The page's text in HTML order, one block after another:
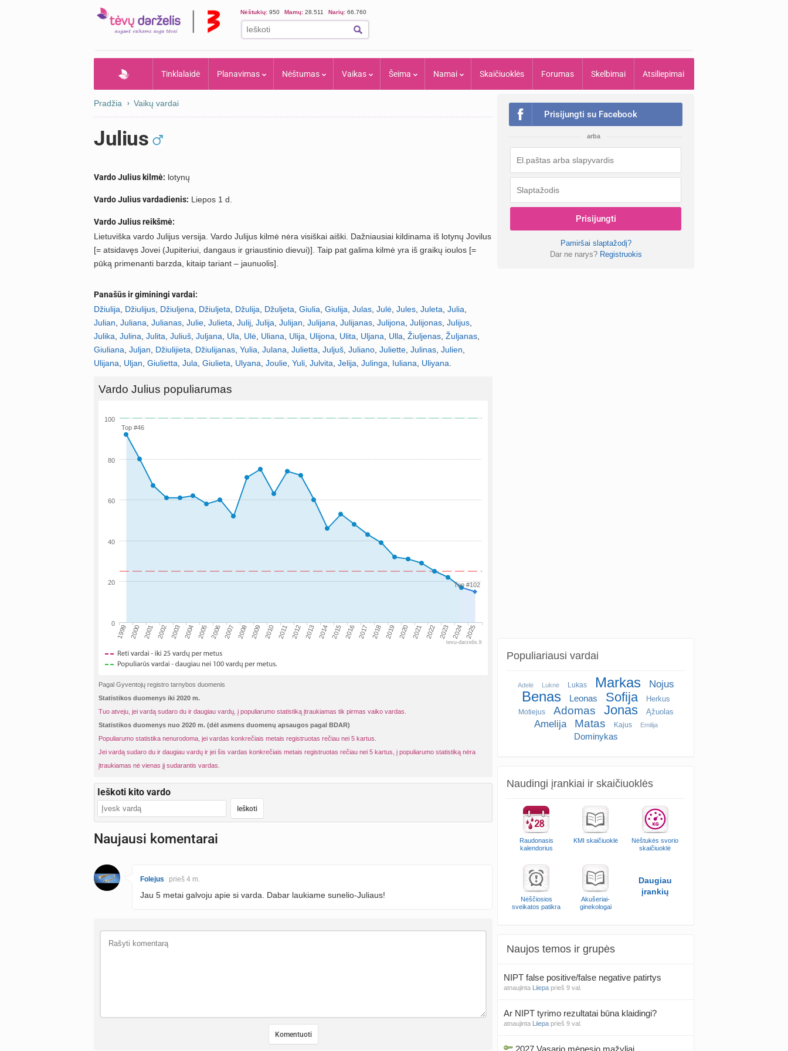
Nėštukių: 950 Mamų: 28.511 Narių: 66.760
Tinklalaidė Planavimas Nėštumas Vaikas Šeima Namai Skaičiuoklės Forumas Skelbimai Atsiliepimai
Pradžia Vaikų vardai
Julius
Vardo Julius kilmė: lotynų
Vardo Julius vardadienis: Liepos 1 d.
Vardo Julius reikšmė:
Lietuviška vardo Julijus versija. Vardo Julijus kilmė nėra visiškai aiški. Dažniausiai kildinama iš lotynų Jovilus
[= atsidavęs Jovei (Jupiteriui, dangaus ir griaustinio dievui)]. Taip pat galima kilmė yra iš graikų ioulos [=
pūką primenanti barzda, kitaip tariant – jaunuolis].
Panašūs ir giminingi vardai:
Džiulija
Džiulijus Džiuljena Džiuljeta Džulija Džuljeta Giulia Giulija Julas Julė Jules Juleta Julia
Julian Juliana Julianas Julie Julieta Julij Julija Julijan Julijana Julijanas Julijona Julijonas Julijus
Julika Julina Julita Juliuš Juljana Ula Ulė Uliana Ulija Ulijona Ulita Uljana Ulla Žiuljenas Žuljanas
Giuliana Juljan Džiulijieta Džiulijanas Yulia Julana Julietta Juljuš Juliano Juliette Julinas Julien
Ulijana
Uljan Giulietta Jula Giulieta Ulyana Joulie Yuli Julvita Jelija Julinga Iuliana Uliyana
Vardo Julius populiarumas
Top #46
Top #102
1999 2000 2001 2002 2003 2004 2005 2006 2007 2008 2009 2010 2011 2012 2013 2014 2015 2016 2017 2018 2019 2020 2021 2022 2023 2024 2025
0
20
40
60
80
100
tevu-darzelis.lt
Pagal Gyventojų registro tarnybos duomenis
Statistikos duomenys iki 2020 m.
Tuo atveju, jei vardą sudaro du ir daugiau vardų, į populiarumo statistiką įtraukiamas tik pirmas vaiko vardas.
Statistikos duomenys nuo 2020 m. (dėl asmens duomenų apsaugos pagal BDAR)
Populiarumo statistika nenurodoma, jei vardas konkrečiais metais registruotas rečiau nei 5 kartus.
Jei vardą sudaro du ir daugiau vardų ir jei šis vardas konkrečiais metais registruotas rečiau nei 5 kartus, į populiarumo statistiką nėra
įtraukiamas nė vienas jį sudarantis vardas.
Ieškoti kito vardo
Naujausi komentarai
Folejus prieš 4 m.
Jau 5 metai galvoju apie si varda. Dabar laukiame sunelio-Juliaus!
Prisijungti su Facebook
arba
Prisijungti
Pamiršai slaptažodį?
Dar ne narys? Registruokis
Populiariausi vardai
Adelė Luknė Lukas Markas Nojus
Benas Leonas Sofija Herkus
Motiejus Adomas Jonas Ąžuolas
Amelija Matas Kajus Emilija
Dominykas
Naudingi įrankiai ir skaičiuoklės
Raudonasis
kalendorius
KMI skaičiuoklė
Nėštukės svorio
skaičiuoklė
Nėščiosios
sveikatos patikra
Akušeriai-
ginekologai
Daugiau
įrankių
Naujos temos ir grupės
NIPT false positive/false negative patirtys
atnaujinta Liiepa prieš 9 val.
Ar NIPT tyrimo rezultatai būna klaidingi?
atnaujinta Liiepa prieš 9 val.
2027 Vasario mėnesio mažyliai